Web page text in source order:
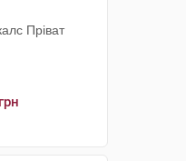
Пріват
грн